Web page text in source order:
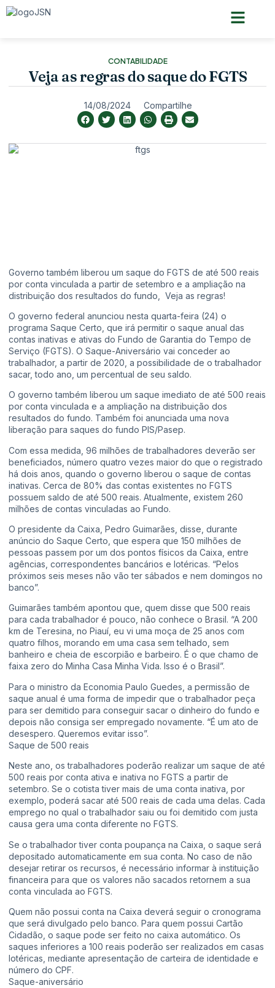
CONTABILIDADE
Veja as regras do saque do FGTS
14/08/2024 Compartilhe
Governo também liberou um saque do FGTS de até 500 reais
por conta vinculada a partir de setembro e a ampliação na
distribuição dos resultados do fundo, Veja as regras!
O governo federal anunciou nesta quarta-feira (24) o
programa Saque Certo, que irá permitir o saque anual das
contas inativas e ativas do Fundo de Garantia do Tempo de
Serviço (FGTS). O Saque-Aniversário vai conceder ao
trabalhador, a partir de 2020, a possibilidade de o trabalhador
sacar, todo ano, um percentual de seu saldo.
O governo também liberou um saque imediato de até 500 reais
por conta vinculada e a ampliação na distribuição dos
resultados do fundo. Também foi anunciada uma nova
liberação para saques do fundo PIS/Pasep.
Com essa medida, 96 milhões de trabalhadores deverão ser
beneficiados, número quatro vezes maior do que o registrado
há dois anos, quando o governo liberou o saque de contas
inativas. Cerca de 80% das contas existentes no FGTS
possuem saldo de até 500 reais. Atualmente, existem 260
milhões de contas vinculadas ao Fundo.
O presidente da Caixa, Pedro Guimarães, disse, durante
anúncio do Saque Certo, que espera que 150 milhões de
pessoas passem por um dos pontos físicos da Caixa, entre
agências, correspondentes bancários e lotéricas. “Pelos
próximos seis meses não vão ter sábados e nem domingos no
banco”.
Guimarães também apontou que, quem disse que 500 reais
para cada trabalhador é pouco, não conhece o Brasil. “A 200
km de Teresina, no Piauí, eu vi uma moça de 25 anos com
quatro filhos, morando em uma casa sem telhado, sem
banheiro e cheia de escorpião e barbeiro. É o que chamo de
faixa zero do Minha Casa Minha Vida. Isso é o Brasil”.
Para o ministro da Economia Paulo Guedes, a permissão de
saque anual é uma forma de impedir que o trabalhador peça
para ser demitido para conseguir sacar o dinheiro do fundo e
depois não consiga ser empregado novamente. “É um ato de
desespero. Queremos evitar isso”.
Saque de 500 reais
Neste ano, os trabalhadores poderão realizar um saque de até
500 reais por conta ativa e inativa no FGTS a partir de
setembro. Se o cotista tiver mais de uma conta inativa, por
exemplo, poderá sacar até 500 reais de cada uma delas. Cada
emprego no qual o trabalhador saiu ou foi demitido com justa
causa gera uma conta diferente no FGTS.
Se o trabalhador tiver conta poupança na Caixa, o saque será
depositado automaticamente em sua conta. No caso de não
desejar retirar os recursos, é necessário informar à instituição
financeira para que os valores não sacados retornem a sua
conta vinculada ao FGTS.
Quem não possui conta na Caixa deverá seguir o cronograma
que será divulgado pelo banco. Para quem possui Cartão
Cidadão, o saque pode ser feito no caixa automático. Os
saques inferiores a 100 reais poderão ser realizados em casas
lotéricas, mediante apresentação de carteira de identidade e
número do CPF.
Saque-aniversário